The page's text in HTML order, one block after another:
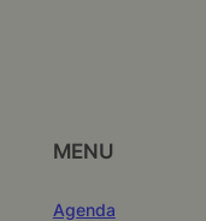
MENU
Agenda